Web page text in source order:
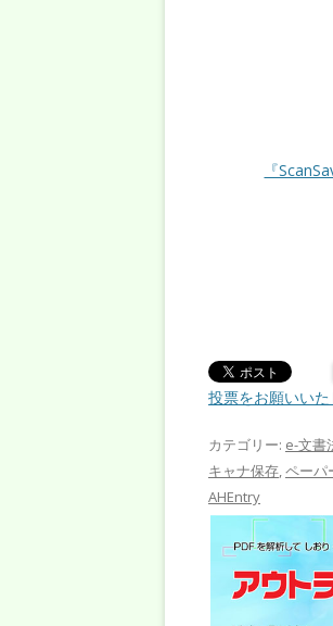
『
投票をお願いい
カテゴリー: e-文書
キャナ保存,ペーパ
AHEntry